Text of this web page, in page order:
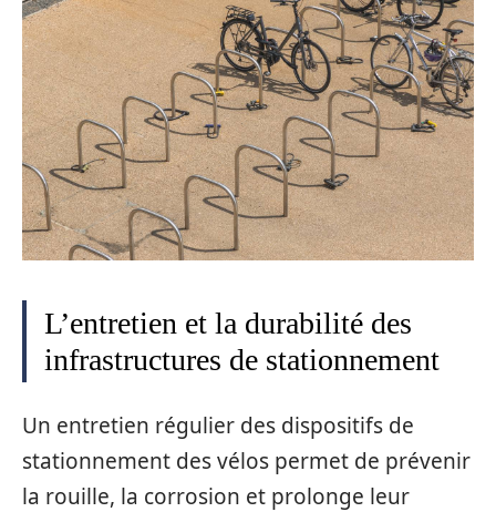
L’entretien et la durabilité des
infrastructures de stationnement
Un entretien régulier des dispositifs de
stationnement des vélos permet de prévenir
la rouille, la corrosion et prolonge leur